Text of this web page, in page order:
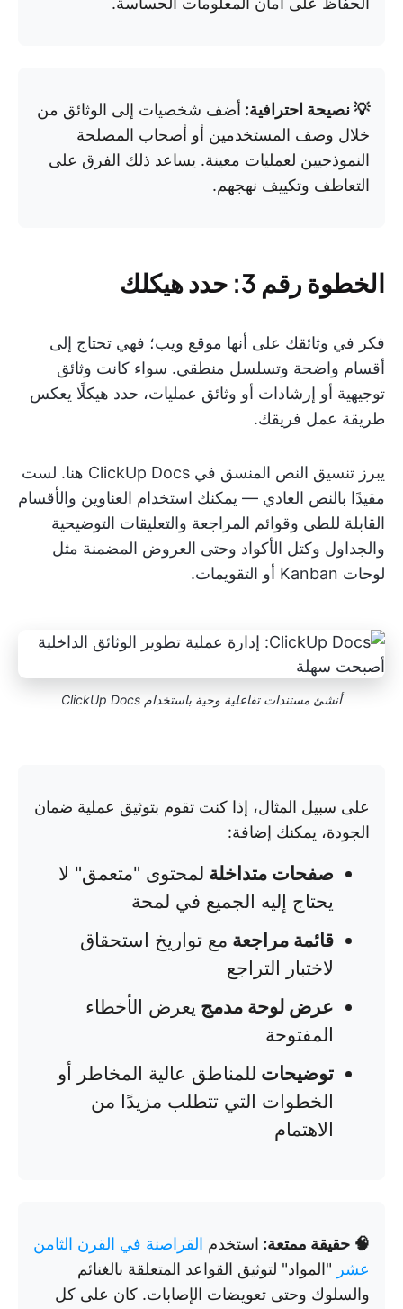
💡 نصيحة احترافية: أضف شخصيات إلى الوثائق من
خلال وصف المستخدمين أو أصحاب المصلحة
النموذجيين لعمليات معينة. يساعد ذلك الفرق على
التعاطف وتكييف نهجهم.
الخطوة رقم 3: حدد هيكلك
فكر في وثائقك على أنها موقع ويب؛ فهي تحتاج إلى
أقسام واضحة وتسلسل منطقي. سواء كانت وثائق
توجيهية أو إرشادات أو وثائق عمليات، حدد هيكلًا يعكس
طريقة عمل فريقك.
يبرز تنسيق النص المنسق في ClickUp Docs هنا. لست
مقيدًا بالنص العادي — يمكنك استخدام العناوين والأقسام
القابلة للطي وقوائم المراجعة والتعليقات التوضيحية
والجداول وكتل الأكواد وحتى العروض المضمنة مثل
لوحات Kanban أو التقويمات.
أنشئ مستندات تفاعلية وحية باستخدام ClickUp Docs
على سبيل المثال، إذا كنت تقوم بتوثيق عملية ضمان
الجودة، يمكنك إضافة:
صفحات متداخلة لمحتوى "متعمق" لا
يحتاج إليه الجميع في لمحة
قائمة مراجعة مع تواريخ استحقاق
لاختبار التراجع
عرض لوحة مدمج يعرض الأخطاء
المفتوحة
توضيحات للمناطق عالية المخاطر أو
الخطوات التي تتطلب مزيدًا من
الاهتمام
🧠 حقيقة ممتعة: استخدم القراصنة في القرن الثامن
عشر "المواد" لتوثيق القواعد المتعلقة بالغنائم
والسلوك وحتى تعويضات الإصابات. كان على كل